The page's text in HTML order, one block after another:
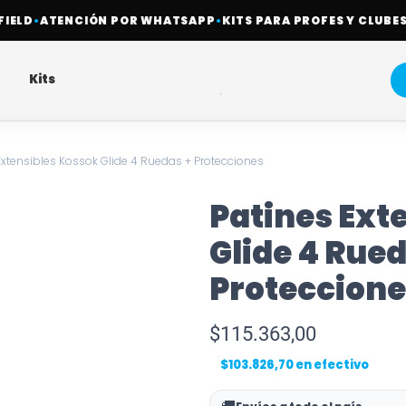
•ATENCIÓN POR WHATSAPP•KITS PARA PROFES Y CLUBES•
Kits
Kossok Glide 4 Ruedas + Protecciones
Patines
Glide 4
$115.363,00
$103.826,70en efectivo